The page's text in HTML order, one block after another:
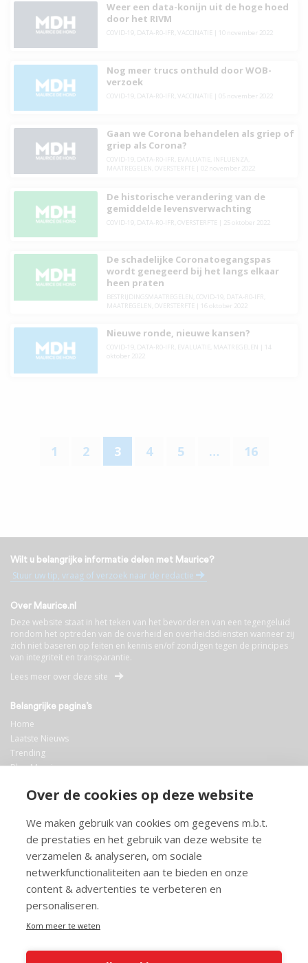
Over de cookies op deze website
We maken gebruik van cookies om gegevens m.b.t.
de prestaties en het gebruik van deze website te
verzamelen & analyseren, om sociale
netwerkfunctionaliteiten aan te bieden en onze
content & advertenties te verbeteren en
personaliseren.
Kom meer te weten
Weer een data-konijn uit de hoge hoed
door het RIVM
COVID-19, DATA-R0-IFR VACCINATIE 10 november 2022
Nog meer trucs onthuld door WOB-
verzoek
COVID-19, DATA-R0-IFR VACCINATIE 05 november 2022
Gaan we Corona behandelen als griep of
griep als Corona?
COVID-19, DATA-R0-IFR EVALUATIE INFLUENZA
MAATREGELEN OVERSTERFTE 02 november 2022
De historische verandering van de
gemiddelde levensverwachting
COVID-19, DATA-R0-IFR OVERSTERFTE 25 oktober 2022
De schadelijke Coronatoegangspas
wordt genegeerd bij het langs elkaar
heen praten
BESTRIJDINGSMAATREGELEN COVID-19, DATA-R0-IFR
MAATREGELEN OVERSTERFTE 16 oktober 2022
Nieuwe ronde, nieuwe kansen?
COVID-19, DATA-R0-IFR EVALUATIE MAATREGELEN
14
oktober 2022
1 2 3 4 5 … 16
Wilt u belangrijke informatie delen met Maurice?
Stuur uw tip, vraag of verzoek naar de redactie
Over Maurice.nl
Deze website staat in het teken van het bevorderen van een tegengeluid
rondom het optreden van de overheid en overheidsdiensten wanneer zij
zich niet baseren op feiten en kennis en/of zondigen tegen de principes
van integriteit en transparantie.
Lees meer over deze site
Belangrijke pagina’s
Home
Laatste Nieuws
Trending
Blog Maurice
Bibliotheek
Info en service
FAQ
Doneren
Privacy
Voorwaarden
Meedoen